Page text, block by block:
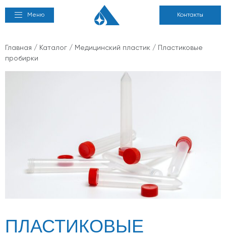
Меню Контакты
Главная / Каталог / Медицинский пластик / Пластиковые
пробирки
ПЛАСТИКОВЫЕ